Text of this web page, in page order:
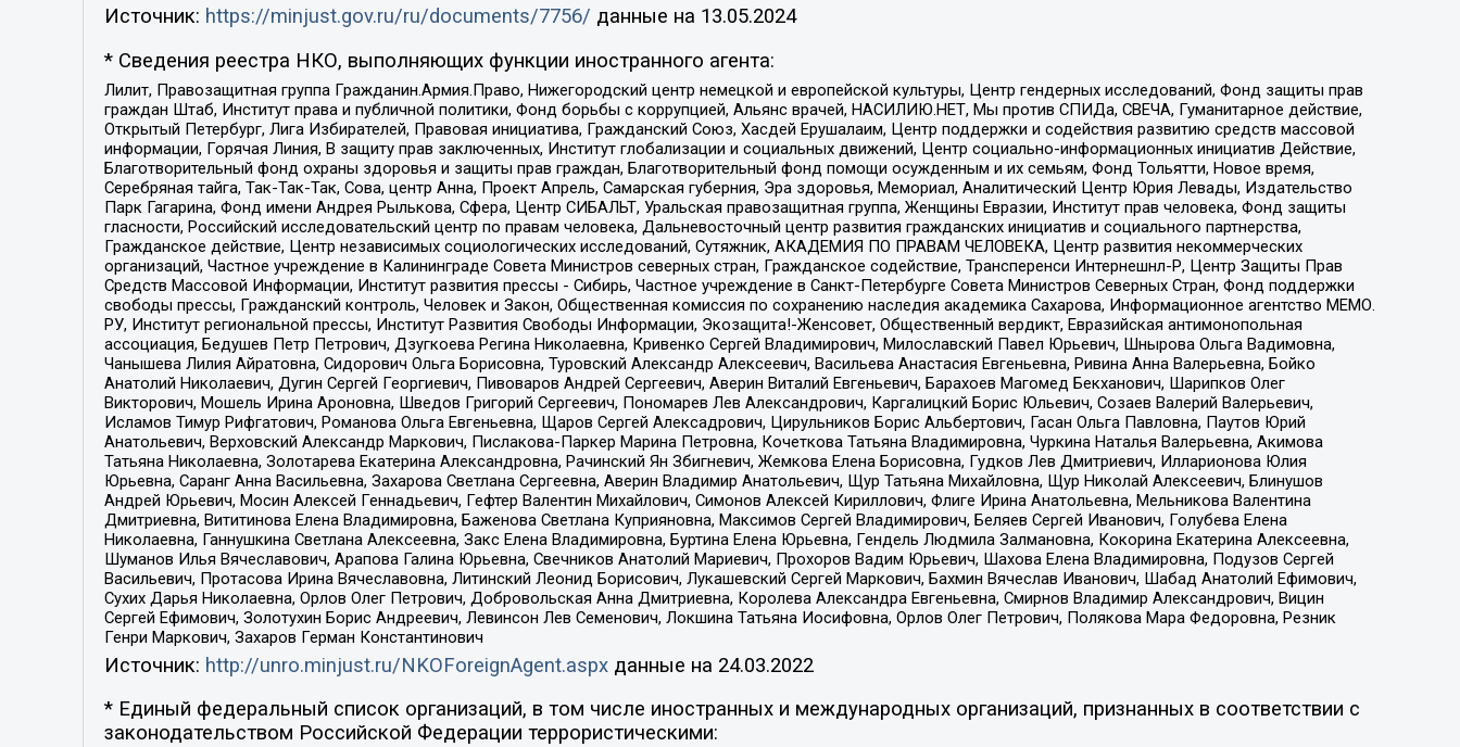
Источник: https://minjust.gov.ru/ru/documents/7756/ данные на 13.05.2024
* Сведения реестра НКО, выполняющих функции иностранного агента:
Лилит, Правозащитная группа Гражданин.Армия.Право, Нижегородский центр немецкой и европейской культуры, Центр гендерных исследований, Фонд защиты прав
граждан Штаб, Институт права и публичной политики, Фонд борьбы с коррупцией, Альянс врачей, НАСИЛИЮ.НЕТ, Мы против СПИДа, СВЕЧА, Гуманитарное действие,
Открытый Петербург, Лига Избирателей, Правовая инициатива, Гражданский Союз, Хасдей Ерушалаим, Центр поддержки и содействия развитию средств массовой
информации, Горячая Линия, В защиту прав заключенных, Институт глобализации и социальных движений, Центр социально-информационных инициатив Действие,
Благотворительный фонд охраны здоровья и защиты прав граждан, Благотворительный фонд помощи осужденным и их семьям, Фонд Тольятти, Новое время,
Серебряная тайга, Так-Так-Так, Сова, центр Анна, Проект Апрель, Самарская губерния, Эра здоровья, Мемориал, Аналитический Центр Юрия Левады, Издательство
Парк Гагарина, Фонд имени Андрея Рылькова, Сфера, Центр СИБАЛЬТ, Уральская правозащитная группа, Женщины Евразии, Институт прав человека, Фонд защиты
гласности, Российский исследовательский центр по правам человека, Дальневосточный центр развития гражданских инициатив и социального партнерства,
Гражданское действие, Центр независимых социологических исследований, Сутяжник, АКАДЕМИЯ ПО ПРАВАМ ЧЕЛОВЕКА, Центр развития некоммерческих
организаций, Частное учреждение в Калининграде Совета Министров северных стран, Гражданское содействие, Трансперенси Интернешнл-Р, Центр Защиты Прав
Средств Массовой Информации, Институт развития прессы - Сибирь, Частное учреждение в Санкт-Петербурге Совета Министров Северных Стран, Фонд поддержки
свободы прессы, Гражданский контроль, Человек и Закон, Общественная комиссия по сохранению наследия академика Сахарова, Информационное агентство МЕМО.
РУ, Институт региональной прессы, Институт Развития Свободы Информации, Экозащита!-Женсовет, Общественный вердикт, Евразийская антимонопольная
ассоциация, Бедушев Петр Петрович, Дзугкоева Регина Николаевна, Кривенко Сергей Владимирович, Милославский Павел Юрьевич, Шнырова Ольга Вадимовна,
Чанышева Лилия Айратовна, Сидорович Ольга Борисовна, Туровский Александр Алексеевич, Васильева Анастасия Евгеньевна, Ривина Анна Валерьевна, Бойко
Анатолий Николаевич, Дугин Сергей Георгиевич, Пивоваров Андрей Сергеевич, Аверин Виталий Евгеньевич, Барахоев Магомед Бекханович, Шарипков Олег
Викторович, Мошель Ирина Ароновна, Шведов Григорий Сергеевич, Пономарев Лев Александрович, Каргалицкий Борис Юльевич, Созаев Валерий Валерьевич,
Исламов Тимур Рифгатович, Романова Ольга Евгеньевна, Щаров Сергей Алексадрович, Цирульников Борис Альбертович, Гасан Ольга Павловна, Паутов Юрий
Анатольевич, Верховский Александр Маркович, Пислакова-Паркер Марина Петровна, Кочеткова Татьяна Владимировна, Чуркина Наталья Валерьевна, Акимова
Татьяна Николаевна, Золотарева Екатерина Александровна, Рачинский Ян Збигневич, Жемкова Елена Борисовна, Гудков Лев Дмитриевич, Илларионова Юлия
Юрьевна, Саранг Анна Васильевна, Захарова Светлана Сергеевна, Аверин Владимир Анатольевич, Щур Татьяна Михайловна, Щур Николай Алексеевич, Блинушов
Андрей Юрьевич, Мосин Алексей Геннадьевич, Гефтер Валентин Михайлович, Симонов Алексей Кириллович, Флиге Ирина Анатольевна, Мельникова Валентина
Дмитриевна, Вититинова Елена Владимировна, Баженова Светлана Куприяновна, Максимов Сергей Владимирович, Беляев Сергей Иванович, Голубева Елена
Николаевна, Ганнушкина Светлана Алексеевна, Закс Елена Владимировна, Буртина Елена Юрьевна, Гендель Людмила Залмановна, Кокорина Екатерина Алексеевна,
Шуманов Илья Вячеславович, Арапова Галина Юрьевна, Свечников Анатолий Мариевич, Прохоров Вадим Юрьевич, Шахова Елена Владимировна, Подузов Сергей
Васильевич, Протасова Ирина Вячеславовна, Литинский Леонид Борисович, Лукашевский Сергей Маркович, Бахмин Вячеслав Иванович, Шабад Анатолий Ефимович,
Сухих Дарья Николаевна, Орлов Олег Петрович, Добровольская Анна Дмитриевна, Королева Александра Евгеньевна, Смирнов Владимир Александрович, Вицин
Сергей Ефимович, Золотухин Борис Андреевич, Левинсон Лев Семенович, Локшина Татьяна Иосифовна, Орлов Олег Петрович, Полякова Мара Федоровна, Резник
Генри Маркович, Захаров Герман Константинович
Источник: http://unro.minjust.ru/NKOForeignAgent.aspxданные на 24.03.2022
* Единый федеральный список организаций, в том числе иностранных и международных организаций, признанных в соответствии с
законодательством Российской Федерации террористическими: